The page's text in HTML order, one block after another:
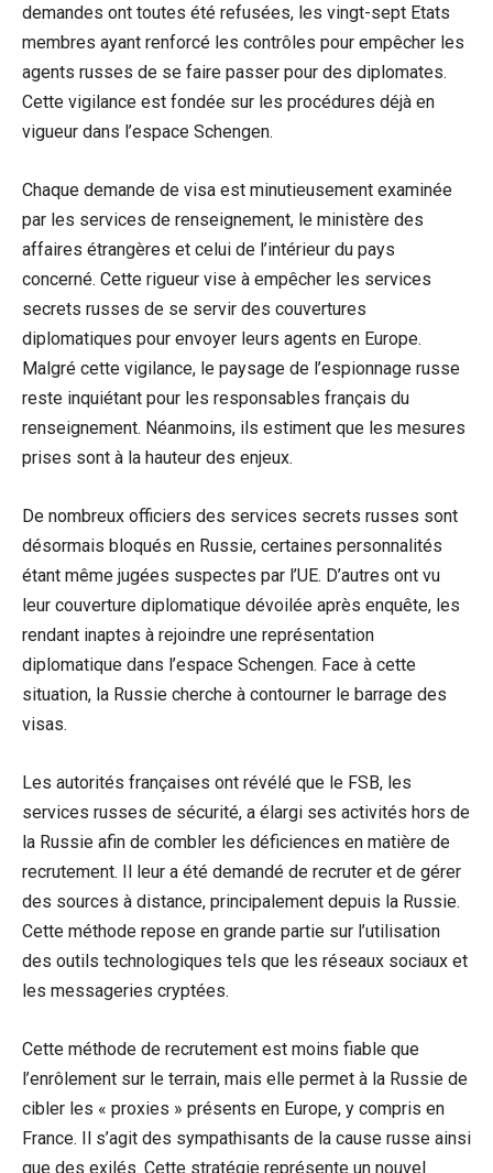
demandes ont toutes été refusées, les vingt-sept Etats
membres ayant renforcé les contrôles pour empêcher les
agents russes de se faire passer pour des diplomates.
Cette vigilance est fondée sur les procédures déjà en
vigueur dans l’espace Schengen.
Chaque demande de visa est minutieusement examinée
par les services de renseignement, le ministère des
affaires étrangères et celui de l’intérieur du pays
concerné. Cette rigueur vise à empêcher les services
secrets russes de se servir des couvertures
diplomatiques pour envoyer leurs agents en Europe.
Malgré cette vigilance, le paysage de l’espionnage russe
reste inquiétant pour les responsables français du
renseignement. Néanmoins, ils estiment que les mesures
prises sont à la hauteur des enjeux.
De nombreux officiers des services secrets russes sont
désormais bloqués en Russie, certaines personnalités
étant même jugées suspectes par l’UE. D’autres ont vu
leur couverture diplomatique dévoilée après enquête, les
rendant inaptes à rejoindre une représentation
diplomatique dans l’espace Schengen. Face à cette
situation, la Russie cherche à contourner le barrage des
visas.
Les autorités françaises ont révélé que le FSB, les
services russes de sécurité, a élargi ses activités hors de
la Russie afin de combler les déficiences en matière de
recrutement. Il leur a été demandé de recruter et de gérer
des sources à distance, principalement depuis la Russie.
Cette méthode repose en grande partie sur l’utilisation
des outils technologiques tels que les réseaux sociaux et
les messageries cryptées.
Cette méthode de recrutement est moins fiable que
l’enrôlement sur le terrain, mais elle permet à la Russie de
cibler les « proxies » présents en Europe, y compris en
France. Il s’agit des sympathisants de la cause russe ainsi
que des exilés. Cette stratégie représente un nouvel